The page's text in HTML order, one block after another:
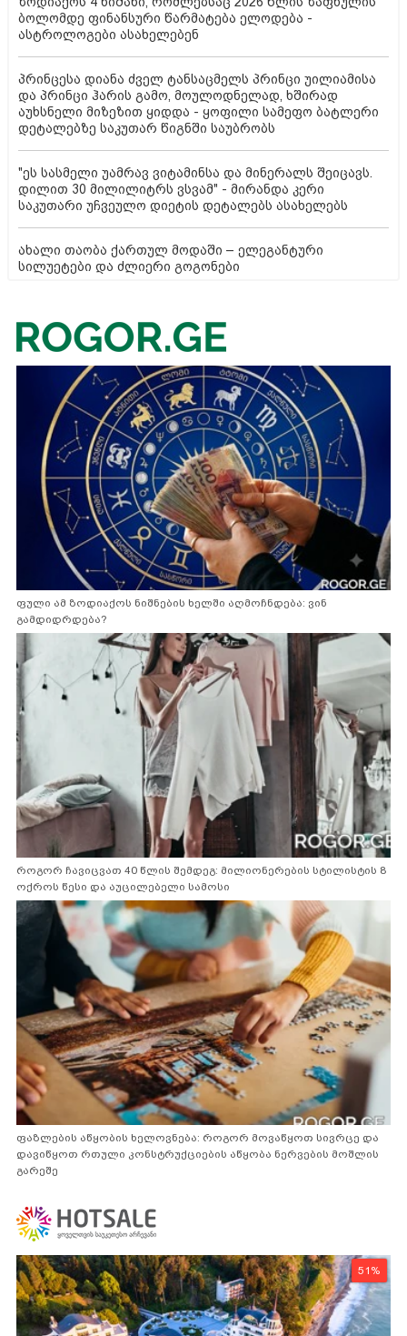
ბოლომდე ფინანსური წარმატება ელოდება -
ასტროლოგები ასახელებენ
პრინცესა დიანა ძველ ტანსაცმელს პრინცი უილიამისა
და პრინცი ჰარის გამო, მოულოდნელად, ხშირად
აუხსნელი მიზეზით ყიდდა - ყოფილი სამეფო ბატლერი
დეტალებზე საკუთარ წიგნში საუბრობს
"ეს სასმელი უამრავ ვიტამინსა და მინერალს შეიცავს.
დილით 30 მილილიტრს ვსვამ" - მირანდა კერი
საკუთარი უჩვეულო დიეტის დეტალებს ასახელებს
ახალი თაობა ქართულ მოდაში – ელეგანტური
სილუეტები და ძლიერი გოგონები
ფული ამ ზოდიაქოს ნიშნების ხელში აღმოჩნდება: ვინ
გამდიდრდება?
როგორ ჩავიცვათ 40 წლის შემდეგ: მილიონერების სტილისტის 8
ოქროს წესი და აუცილებელი სამოსი
ფაზლების აწყობის ხელოვნება: როგორ მოვაწყოთ სივრცე და
დავიწყოთ რთული კონსტრუქციების აწყობა ნერვების მოშლის
გარეშე
51%